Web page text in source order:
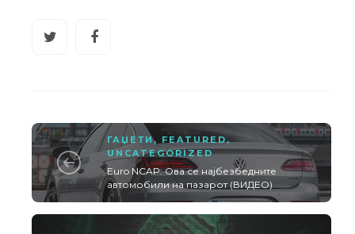
ГАЏЕТИ, FEATURED,
UNCATEGORIZED
Euro NCAP: Ова се најбезбедните
автомобили на пазарот (ВИДЕО)